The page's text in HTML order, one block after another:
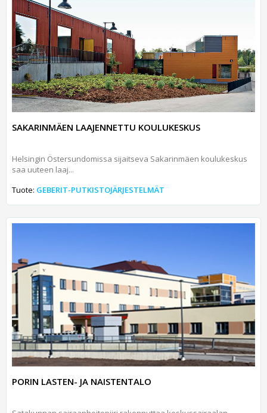
SAKARINMÄEN LAAJENNETTU KOULUKESKUS
Helsingin Östersundomissa sijaitseva Sakarinmäen koulukeskus
saa uuteen laaj...
Tuote: GEBERIT-PUTKISTOJÄRJESTELMÄT
PORIN LASTEN- JA NAISTENTALO